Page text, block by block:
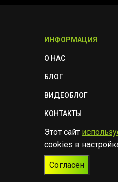
ИНФОРМАЦИЯ
О НАС
БЛОГ
ВИДЕОБЛОГ
КОНТАКТЫ
ПОЛИТИКА
© Музыкальный
Этот сайт
cookies в
Согласен